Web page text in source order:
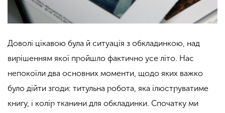
Доволі цікавою була й ситуація з обкладинкою, над
вирішенням якої пройшло фактично усе літо. Нас
непокоїли два основних моменти, щодо яких важко
було дійти згоди: титульна робота, яка ілюструватиме
книгу, і колір тканини для обкладинки. Спочатку ми